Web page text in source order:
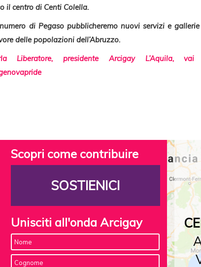
il centro di Centi Colella.
di Pegaso pubblicheremo nuovi servizi e
delle popolazioni dell’Abruzzo.
Liberatore, presidente Arcigay L’Aquila,
Scopri come contribuire
SOSTIENICI
Unisciti all'onda Arcigay